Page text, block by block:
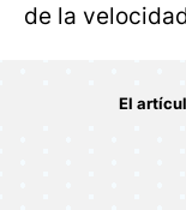
de la